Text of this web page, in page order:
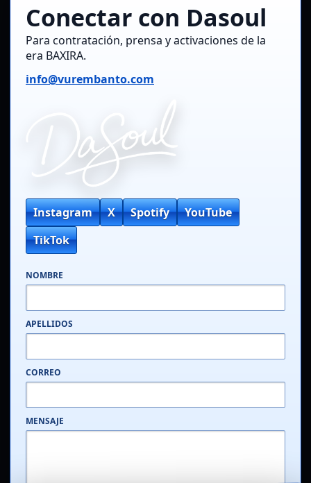
Messenger _ []
Conectar con Dasoul
Para contratación, prensa y activaciones de la
era BAXIRA.
info@vurembanto.com
Instagram X Spotify
YouTube
TikTok
NOMBRE
APELLIDOS
CORREO
MENSAJE